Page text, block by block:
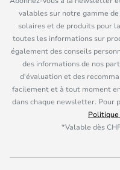
valables sur notre gamme
solaires et de produits pour
toutes les informations sur
également des conseils
des informations de nos
d'évaluation et des
facilement et à tout moment
dans chaque newsletter. Pour
*Valable dès